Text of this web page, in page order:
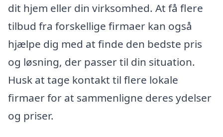
dit hjem eller din virksomhed. At få flere
tilbud fra forskellige firmaer kan også
hjælpe dig med at finde den bedste pris
og løsning, der passer til din situation.
Husk at tage kontakt til flere lokale
firmaer for at sammenligne deres ydelser
og priser.